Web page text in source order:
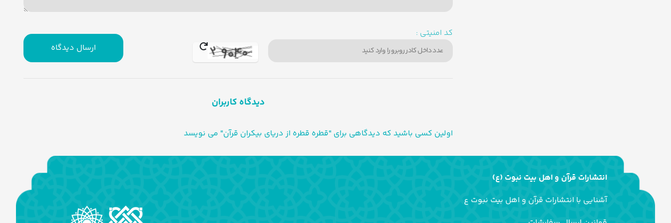
کد امنیتی :
ارسال دیدگاه
دیدگاه کاربران
اولین کسی باشید که دیدگاهی برای "قطره قطره از دریای بیکران قرآن" می نویسد
انتشارات قرآن و اهل بیت نبوت (ع)
آشنایی با انتشارات قرآن و اهل بیت نبوت ع